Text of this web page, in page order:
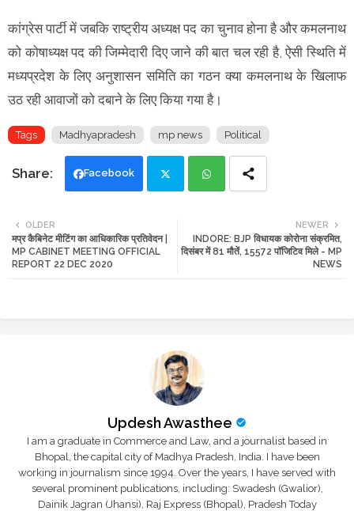
कांग्रेस पार्टी में जबकि राष्ट्रीय अध्यक्ष पद का चुनाव होना है और कमलनाथ
को कोषाध्यक्ष पद की जिम्मेदारी दिए जाने की बात चल रही है, ऐसी स्थिति में
मध्यप्रदेश के लिए अनुशासन समिति का गठन क्या कमलनाथ के खिलाफ
उठ रही आवाजों को दबाने के लिए किया गया है।
Tags Madhyapradesh mp news Political
Facebook
tte ats
NEWER
INDORE: BJP विधायक कोरोना संक्रमित,
दिसंबर में 81 मौतें, 15572 पॉजिटिव मिले - MP
NEWS
OLDER
मप्र कैबिनेट मीटिंग का आधिकारिक प्रतिवेदन |
MP CABINET MEETING OFFICIAL
REPORT 22 DEC 2020
Updesh Awasthee
I am a graduate in Commerce and Law, and a journalist based in
Bhopal, the capital city of Madhya Pradesh, India. I have been
working in journalism since 1994. Over the years, I have served with
several prominent publications, including: Swadesh (Gwalior),
Dainik Jagran (Jhansi), Raj Express (Bhopal), Pradesh Today